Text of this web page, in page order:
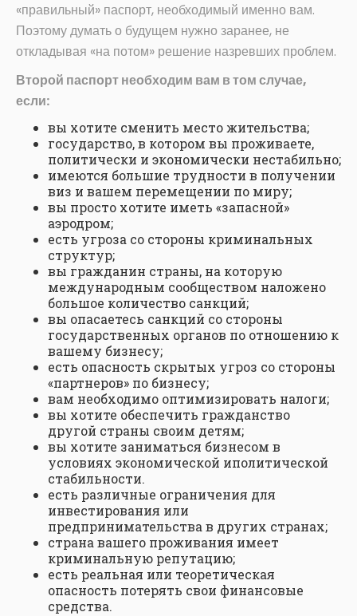
«правильный» паспорт, необходимый именно вам.
Поэтому думать о будущем нужно заранее, не
откладывая «на потом» решение назревших проблем.
Второй паспорт необходим вам в том случае,
если:
вы хотите сменить место жительства;
государство, в котором вы проживаете,
политически и экономически нестабильно;
имеются большие трудности в получении
виз и вашем перемещении по миру;
вы просто хотите иметь «запасной»
аэродром;
есть угроза со стороны криминальных
структур;
вы гражданин страны, на которую
международным сообществом наложено
большое количество санкций;
вы опасаетесь санкций со стороны
государственных органов по отношению к
вашему бизнесу;
есть опасность скрытых угроз со стороны
«партнеров» по бизнесу;
вам необходимо оптимизировать налоги;
вы хотите обеспечить гражданство
другой страны своим детям;
вы хотите заниматься бизнесом в
условиях экономической иполитической
стабильности.
есть различные ограничения для
инвестирования или
предпринимательства в других странах;
страна вашего проживания имеет
криминальную репутацию;
есть реальная или теоретическая
опасность потерять свои финансовые
средства.